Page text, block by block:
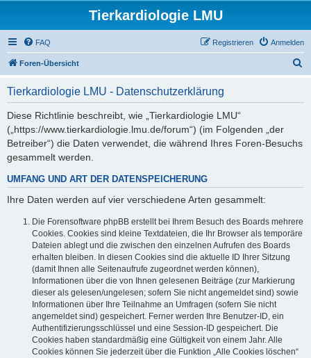
Tierkardiologie LMU
FAQ Anmelden
Registrieren
Foren-Übersicht
Tierkardiologie LMU - Datenschutzerklärung
Diese Richtlinie beschreibt, wie „Tierkardiologie LMU“
(„https://www.tierkardiologie.lmu.de/forum“) (im Folgenden „der
Betreiber“) die Daten verwendet, die während Ihres Foren-Besuchs
gesammelt werden.
UMFANG UND ART DER DATENSPEICHERUNG
Ihre Daten werden auf vier verschiedene Arten gesammelt:
Die Forensoftware phpBB erstellt bei Ihrem Besuch des Boards mehrere
Cookies. Cookies sind kleine Textdateien, die Ihr Browser als temporäre
Dateien ablegt und die zwischen den einzelnen Aufrufen des Boards
erhalten bleiben. In diesen Cookies sind die aktuelle ID Ihrer Sitzung
(damit Ihnen alle Seitenaufrufe zugeordnet werden können),
Informationen über die von Ihnen gelesenen Beiträge (zur Markierung
dieser als gelesen/ungelesen; sofern Sie nicht angemeldet sind) sowie
Informationen über Ihre Teilnahme an Umfragen (sofern Sie nicht
angemeldet sind) gespeichert. Ferner werden Ihre Benutzer-ID, ein
Authentifizierungsschlüssel und eine Session-ID gespeichert. Die
Cookies haben standardmäßig eine Gültigkeit von einem Jahr. Alle
Cookies können Sie jederzeit über die Funktion „Alle Cookies löschen“